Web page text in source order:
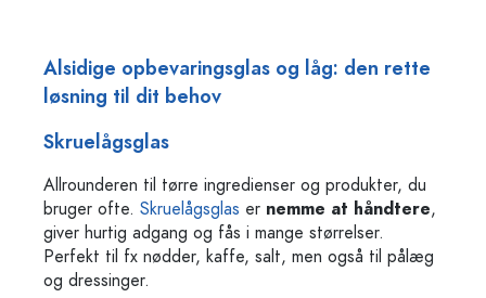
Alsidige opbevaringsglas og låg: den rette
løsning til dit behov
Skruelågsglas
Allrounderen til tørre ingredienser og produkter, du
bruger ofte. Skruelågsglas er nemme at håndtere,
giver hurtig adgang og fås i mange størrelser.
Perfekt til fx nødder, kaffe, salt, men også til pålæg
og dressinger.